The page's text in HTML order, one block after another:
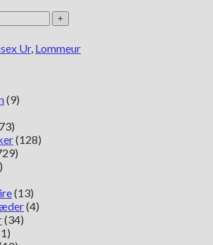
Ur, Lommeur
(9)
(128)
(13)
(4)
(34)